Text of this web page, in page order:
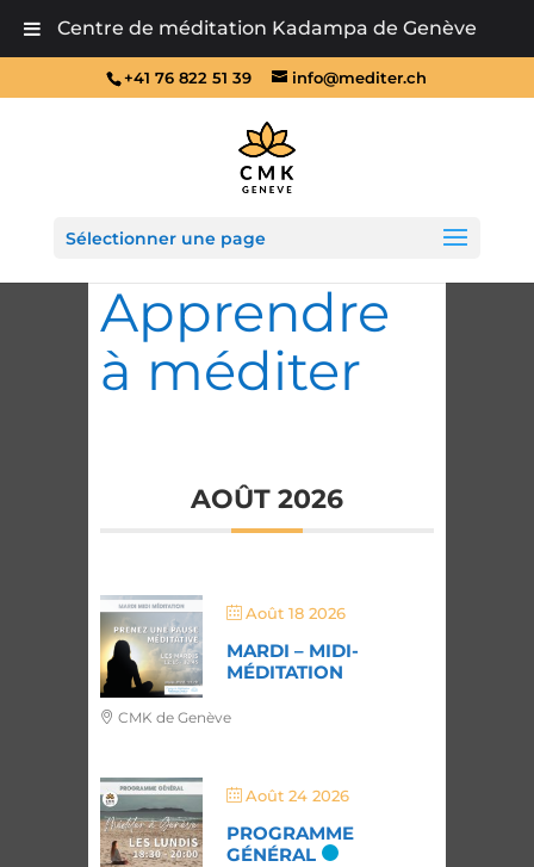
+41 76 822 51 39 info@mediter.ch
Sélectionner une page
Apprendre
à méditer
AOÛT 2026
Août 18 2026
MARDI – MIDI-
MÉDITATION
CMK de Genève
Août 24 2026
PROGRAMME
GÉNÉRAL
Centre de méditation Kadampa de Genève